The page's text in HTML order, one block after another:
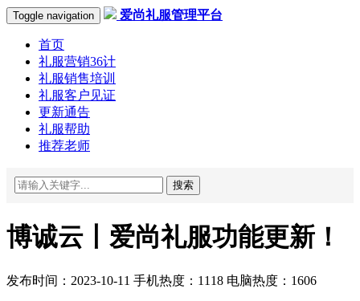
Toggle navigation 爱尚礼服管理平台
首页
礼服营销36计
礼服销售培训
礼服客户见证
更新通告
礼服帮助
推荐老师
搜索
博诚云丨爱尚礼服功能更新！
发布时间：2023-10-11 手机热度：1118 电脑热度：1606